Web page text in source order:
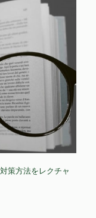
策方法をレクチャ